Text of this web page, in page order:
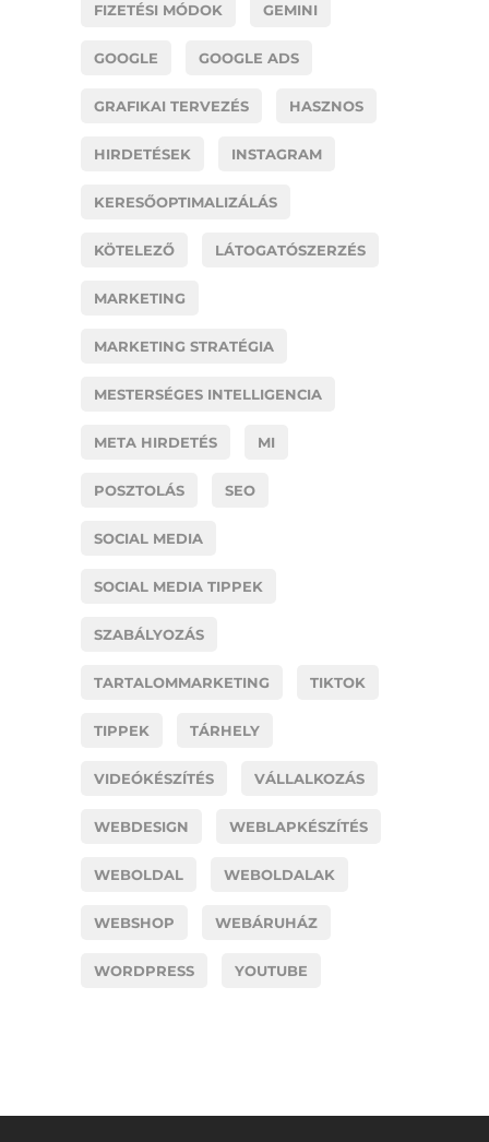
FIZETÉSI MÓDOK GEMINI
GOOGLE GOOGLE ADS
GRAFIKAI TERVEZÉS HASZNOS
HIRDETÉSEK INSTAGRAM
KERESŐOPTIMALIZÁLÁS
KÖTELEZŐ LÁTOGATÓSZERZÉS
MARKETING
MARKETING STRATÉGIA
MESTERSÉGES INTELLIGENCIA
META HIRDETÉS MI
POSZTOLÁS SEO
SOCIAL MEDIA
SOCIAL MEDIA TIPPEK
SZABÁLYOZÁS
TARTALOMMARKETING TIKTOK
TIPPEK TÁRHELY
VIDEÓKÉSZÍTÉS VÁLLALKOZÁS
WEBDESIGN WEBLAPKÉSZÍTÉS
WEBOLDAL WEBOLDALAK
WEBSHOP WEBÁRUHÁZ
WORDPRESS YOUTUBE